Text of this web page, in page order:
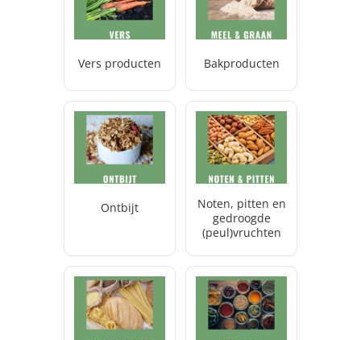
Vers producten Bakproducten
Ontbijt
Noten, pitten en
gedroogde
(peul)vruchten